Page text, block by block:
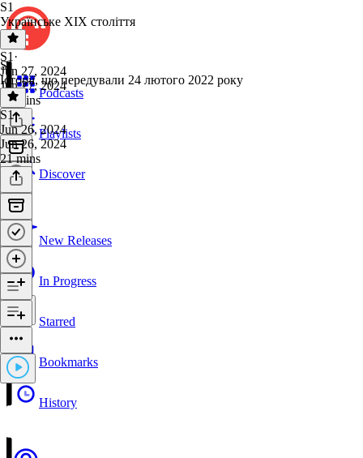
Podcasts
Playlists
Discover
New Releases
In Progress
Starred
Bookmarks
History
S1
Українське ХІХ століття
S1 ·
Jun 27, 2024
Jun 27, 2024
32 mins
S1
Історії, що передували 24 лютого 2022 року
S1·
Jun 26, 2024
Jun 26, 2024
21 mins